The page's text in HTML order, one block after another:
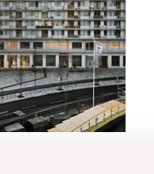
del av Atlaskvarteret